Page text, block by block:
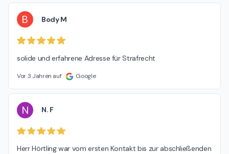
B Body M
solide und erfahrene Adresse für Strafrecht
Vor 3 Jahren auf Google
N N. F
Herr Hörtling war vom ersten Kontakt bis zur abschließenden